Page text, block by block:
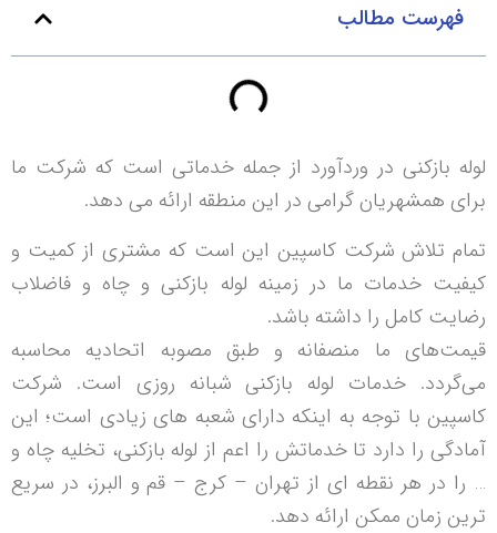
فهرست مطالب
لوله بازکنی در وردآورد از جمله خدماتی است که شرکت ما
برای همشهریان گرامی در این منطقه ارائه می دهد.
تمام تلاش شرکت کاسپین این است که مشتری از کمیت و
کیفیت خدمات ما در زمینه لوله بازکنی و چاه و فاضلاب
رضایت کامل را داشته باشد.
قیمت‌های ما منصفانه و طبق مصوبه اتحادیه محاسبه
می‌گردد. خدمات لوله بازکنی شبانه روزی است. شرکت
کاسپین با توجه به اینکه دارای شعبه های زیادی است؛ این
آمادگی را دارد تا خدماتش را اعم از لوله بازکنی، تخلیه چاه و
… را در هر نقطه ای از تهران – کرج – قم و البرز، در سریع
ترین زمان ممکن ارائه دهد.